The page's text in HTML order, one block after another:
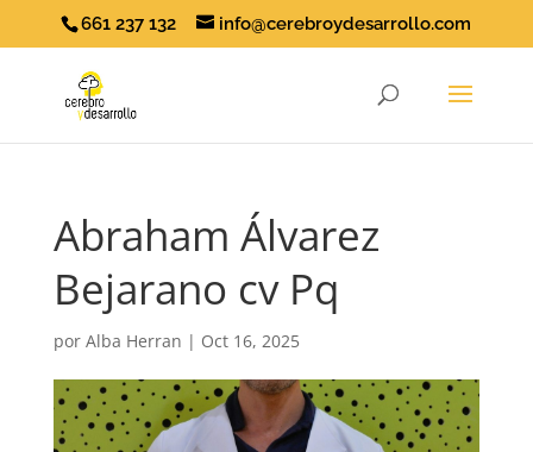
661 237 132 info@cerebroydesarrollo.com
Abraham Álvarez
Bejarano cv Pq
por Alba Herran | Oct 16, 2025